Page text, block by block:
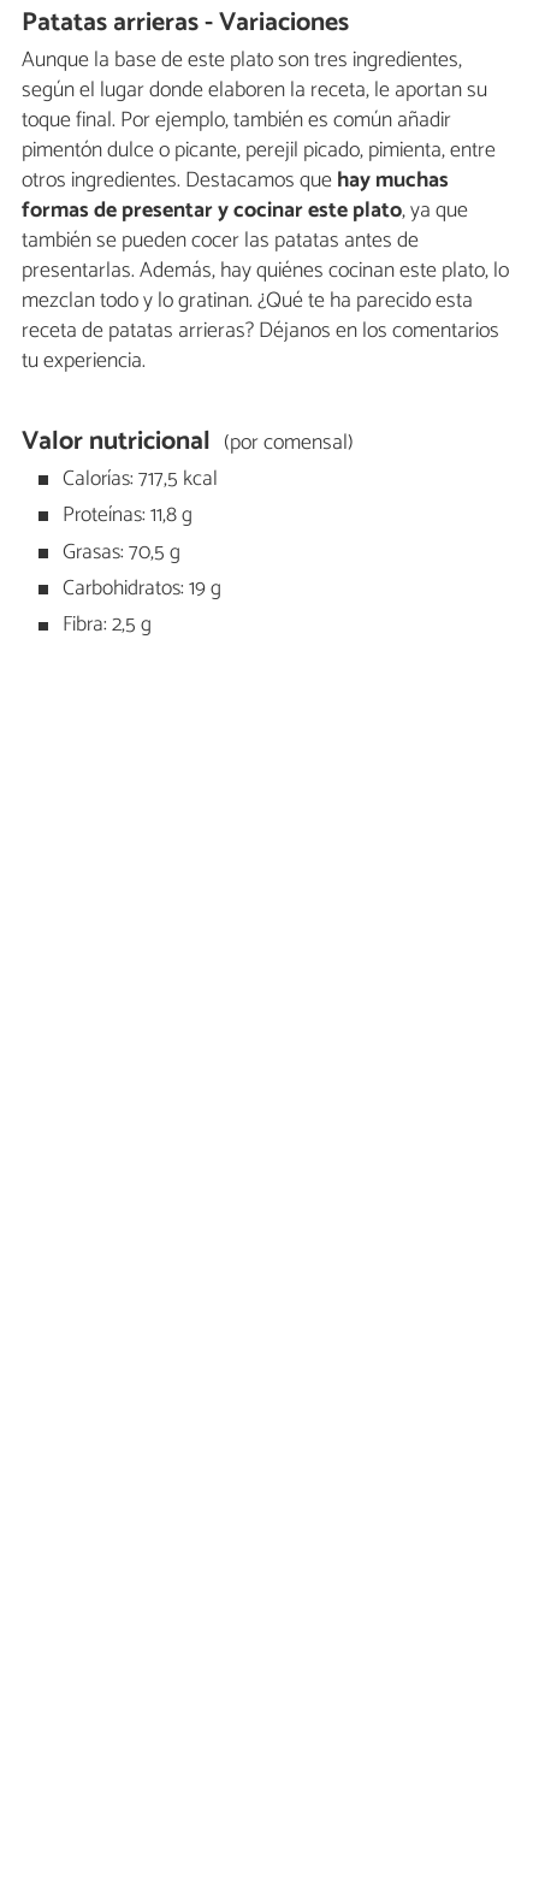
Patatas arrieras - Variaciones
Aunque la base de este plato son tres ingredientes,
según el lugar donde elaboren la receta, le aportan su
toque final. Por ejemplo, también es común añadir
pimentón dulce o picante, perejil picado, pimienta, entre
otros ingredientes. Destacamos quehay muchas
formas de presentar y cocinar este plato, ya que
también se pueden cocer las patatas antes de
presentarlas. Además, hay quiénes cocinan este plato, lo
mezclan todo y lo gratinan. ¿Qué te ha parecido esta
receta de patatas arrieras? Déjanos en los comentarios
tu experiencia.
Valor nutricional (por comensal)
Calorías: 717,5 kcal
Proteínas: 11,8 g
Grasas: 70,5 g
Carbohidratos: 19 g
Fibra: 2,5 g